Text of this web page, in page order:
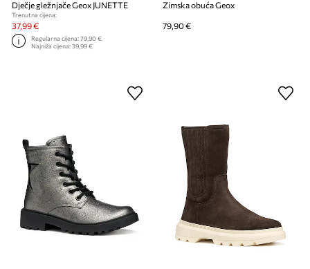
Dječje gležnjače Geox JUNETTE
Trenutna cijena:
37,99 €
Regularna cijena:79,90 €
Najniža cijena:39,99 €
Zimska obuća Geox
79,90 €